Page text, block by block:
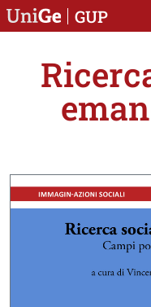
Salta al contenuto
GUP